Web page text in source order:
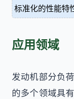
标准化的性能特
应用领域
发动机部分负
的多个领域具